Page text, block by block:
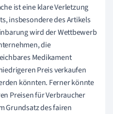
ist eine klare Verletzung
insbesondere des Artikels
wird der Wettbewerb
die
Medikament
Preis verkaufen
könnten. Ferner könnte
Preisen für Verbraucher
Grundsatz des fairen